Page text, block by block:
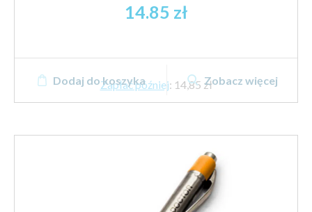
14.85 zł
Zapłać później: 14,85 zł
Dodaj do koszyka Zobacz więcej